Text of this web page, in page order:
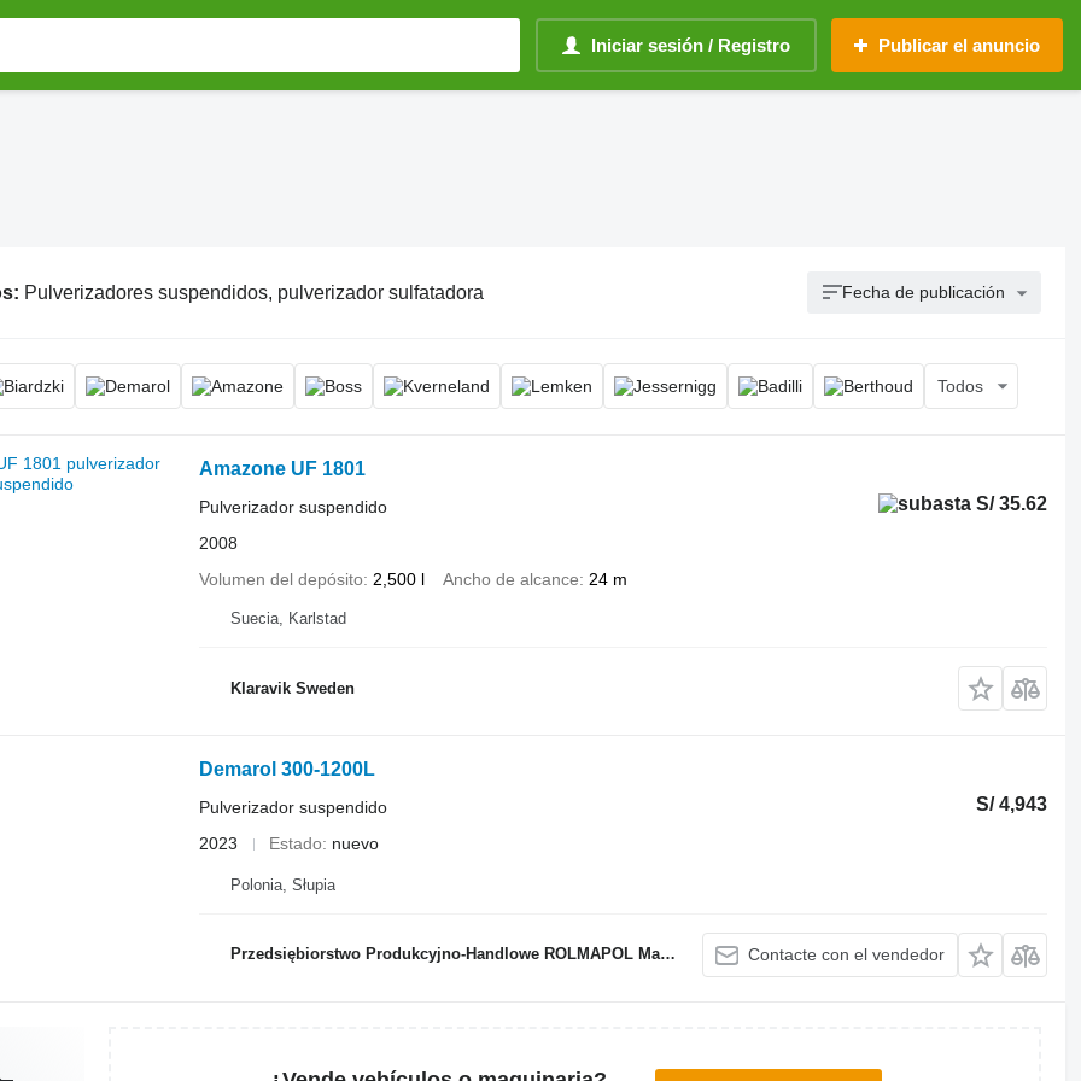
Iniciar sesión / Registro Publicar el anuncio
Pulverizadores suspendidos, pulverizador sulfatadora Fecha de publicación
Todos
Amazone UF 1801
S/ 35.62
Pulverizador suspendido
2008
Volumen del depósito
2,500 l Ancho de alcance 24 m
Suecia, Karlstad
Klaravik Sweden
Demarol 300-1200L
S/ 4,943
Pulverizador suspendido
2023
Estado nuevo
Polonia, Słupia
Przedsiębiorstwo Produkcyjno-Handlowe ROLMAPOL Marcin Dziekan Contacte con el vendedor